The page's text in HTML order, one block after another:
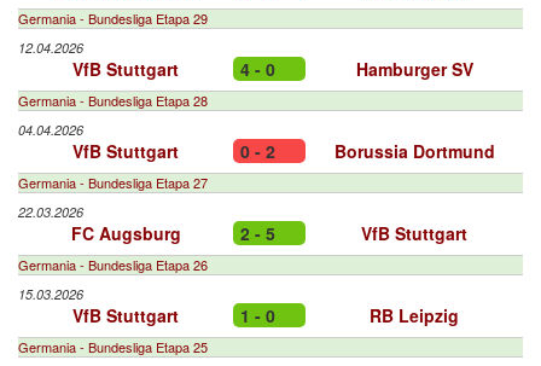
Germania - Bundesliga Etapa 29
12.04.2026
VfB Stuttgart 4 - 0 Hamburger SV
Germania - Bundesliga Etapa 28
04.04.2026
VfB Stuttgart 0 - 2 Borussia Dortmund
Germania - Bundesliga Etapa 27
22.03.2026
FC Augsburg 2 - 5 VfB Stuttgart
Germania - Bundesliga Etapa 26
15.03.2026
VfB Stuttgart 1 - 0 RB Leipzig
Germania - Bundesliga Etapa 25